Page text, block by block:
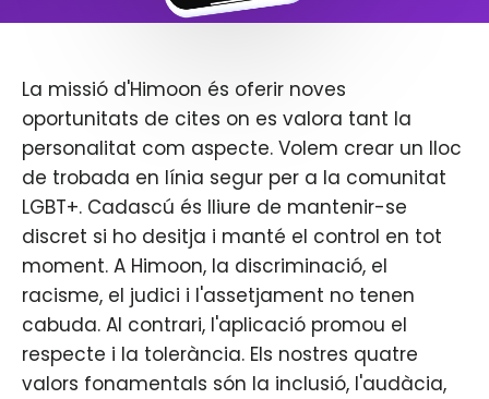
La missió d'Himoon és oferir noves
oportunitats de cites on es valora tant la
personalitat com aspecte. Volem crear un lloc
de trobada en línia segur per a la comunitat
LGBT+. Cadascú és lliure de mantenir-se
discret si ho desitja i manté el control en tot
moment. A Himoon, la discriminació, el
racisme, el judici i l'assetjament no tenen
cabuda. Al contrari, l'aplicació promou el
respecte i la tolerància. Els nostres quatre
valors fonamentals són la inclusió, l'audàcia,